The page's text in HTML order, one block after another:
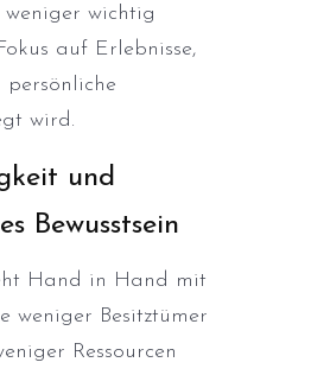
wichtig
auf Erlebnisse,
persönliche
wird.
und
Bewusstsein
Hand in Hand mit
weniger Besitztümer
Ressourcen